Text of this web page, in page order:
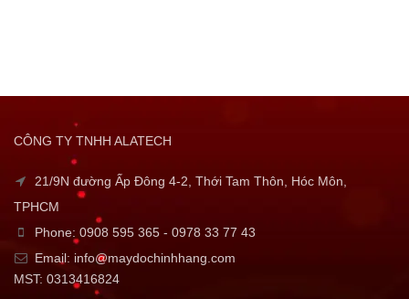
CÔNG TY TNHH ALATECH
21/9N đường Ấp Đông 4-2, Thới Tam Thôn, Hóc Môn,
TPHCM
Phone: 0908 595 365 - 0978 33 77 43
Email: info@maydochinhhang.com
MST: 0313416824